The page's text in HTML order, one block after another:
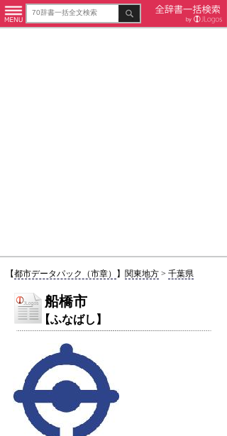
【都市データパック（市章） 】 関東地方> 千葉県
船橋市
【ふなばし】